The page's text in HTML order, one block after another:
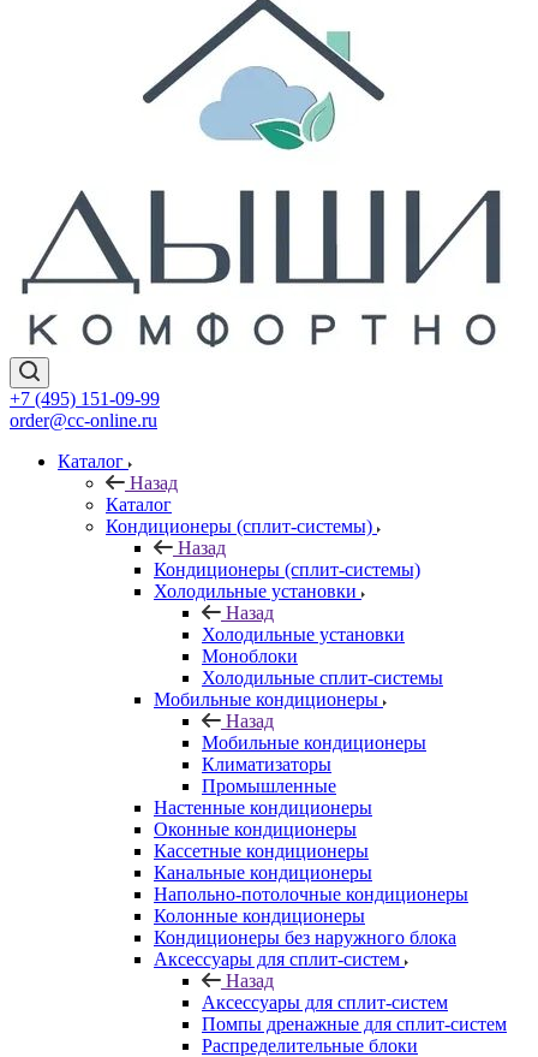
+7 (495) 151-09-99
order@cc-online.ru
Каталог
Назад
Каталог
Кондиционеры (сплит-системы)
Назад
Кондиционеры (сплит-системы)
Холодильные установки
Назад
Холодильные установки
Моноблоки
Холодильные сплит-системы
Мобильные кондиционеры
Назад
Мобильные кондиционеры
Климатизаторы
Промышленные
Настенные кондиционеры
Оконные кондиционеры
Кассетные кондиционеры
Канальные кондиционеры
Напольно-потолочные кондиционеры
Колонные кондиционеры
Кондиционеры без наружного блока
Аксессуары для сплит-систем
Назад
Аксессуары для сплит-систем
Помпы дренажные для сплит-систем
Распределительные блоки